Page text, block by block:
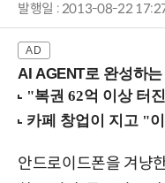
발행일 : 2013-08-22
AI AGENT로 완성하
안드로이드폰을 겨냥